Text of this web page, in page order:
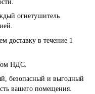
огнетушитель
доставку в течение 1
НДС.
безопасный и выгодный
вашего помещения.